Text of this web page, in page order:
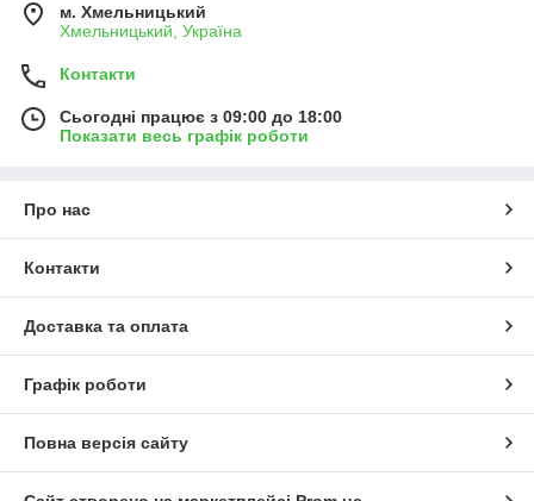
м. Хмельницький
Хмельницький, Україна
Контакти
Сьогодні працює з 09:00 до 18:00
Показати весь графік роботи
Про нас
Контакти
Доставка та оплата
Графік роботи
Повна версія сайту